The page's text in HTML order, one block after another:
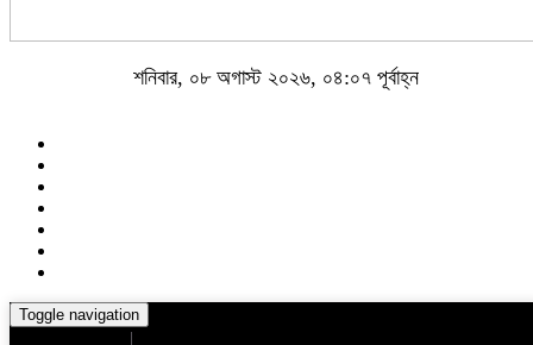
শনিবার, ০৮ অগাস্ট ২০২৬, ০৪:০৭ পূর্বাহ্ন
Toggle navigation